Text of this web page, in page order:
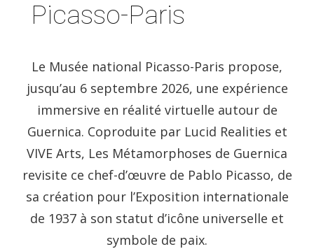
Picasso-Paris
Le Musée national Picasso-Paris propose,
jusqu’au 6 septembre 2026, une expérience
immersive en réalité virtuelle autour de
Guernica. Coproduite par Lucid Realities et
VIVE Arts, Les Métamorphoses de Guernica
revisite ce chef-d’œuvre de Pablo Picasso, de
sa création pour l’Exposition internationale
de 1937 à son statut d’icône universelle et
symbole de paix.